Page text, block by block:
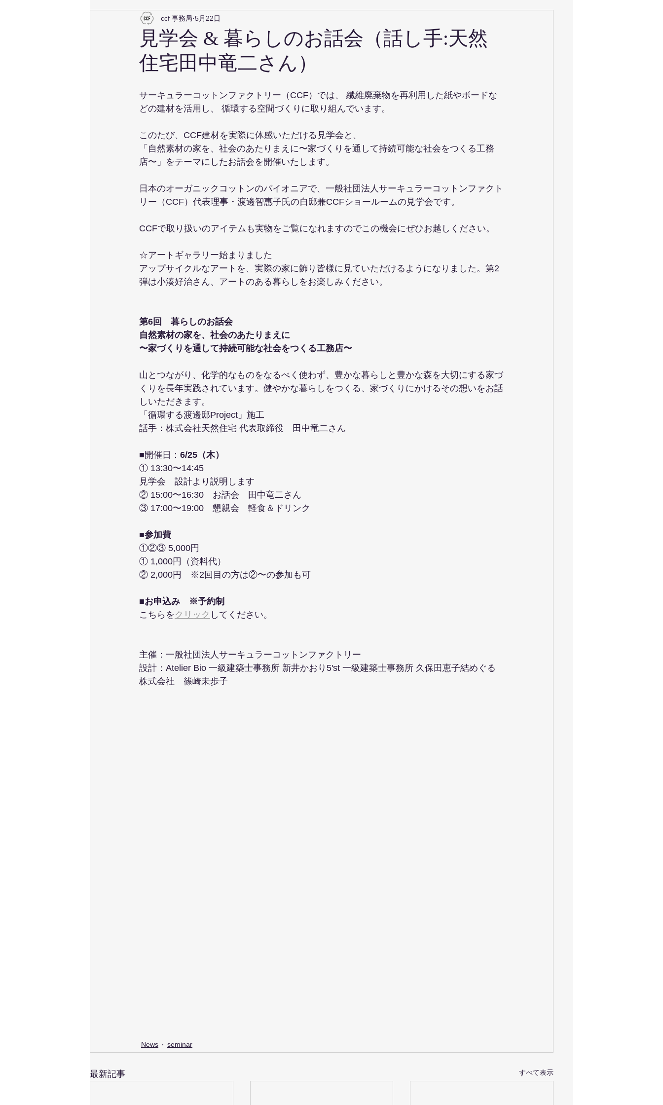
見学会 & 暮らしのお話会（話し手:天然
住宅田中竜二さん）
ccf 事務局 5月22日
サーキュラーコットンファクトリー（CCF）では、 繊維廃棄物を再利用した紙やボードな
どの建材を活用し、 循環する空間づくりに取り組んでいます。
このたび、CCF建材を実際に体感いただける見学会と、
「 自然素材の家を、社会のあたりまえに〜家づくりを通して持続可能な社会をつくる工務
店〜 」をテーマにしたお話会を開催いたします。
日本のオーガニックコットンのパイオニアで、一般社団法人サーキュラーコットンファクト
リー（CCF）代表理事・渡邊智惠子氏の自邸兼CCFショールームの見学会です。
CCFで取り扱いのアイテムも実物をご覧になれますのでこの機会にぜひお越しください。
☆アートギャラリー始まりました
アップサイクルなアートを、実際の家に飾り皆様に見ていただけるようになりました。第2
弾は小湊好治さん、アートのある暮らしをお楽しみください。
第6回　暮らしのお話会
自然素材の家を、社会のあたりまえに
〜家づくりを通して持続可能な社会をつくる工務店〜
山とつながり、化学的なものをなるべく使わず、豊かな暮らしと豊かな森を大切にする家づ
くりを長年実践されています。健やかな暮らしをつくる、家づくりにかけるその想いをお話
しいただきます。
「循環する渡邊邸Project」施工
話手：株式会社天然住宅 代表取締役　田中竜二さん
■開催日： 6/25（木）
① 13:30〜14:45
見学会　設計より説明します
② 15:00〜16:30　お話会　田中竜二さん
③ 17:00〜19:00　懇親会　軽食＆ドリンク
■参加費
①②③ 5,000円
① 1,000円（資料代）
② 2,000円　※2回目の方は②〜の参加も可
■お申込み　※予約制
こちらを クリック してください。
主催：一般社団法人サーキュラーコットンファクトリー
設計：Atelier Bio 一級建築士事務所 新井かおり5'st 一級建築士事務所 久保田恵子結めぐる
株式会社　篠崎未歩子
News seminar
最新記事 すべて表示